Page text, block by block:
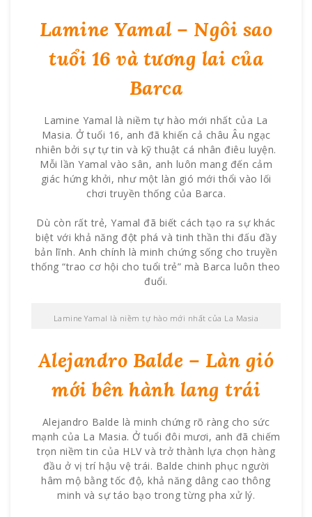
Lamine Yamal – Ngôi sao
tuổi 16 và tương lai của
Barca
Lamine Yamal là niềm tự hào mới nhất của La
Masia. Ở tuổi 16, anh đã khiến cả châu Âu ngạc
nhiên bởi sự tự tin và kỹ thuật cá nhân điêu luyện.
Mỗi lần Yamal vào sân, anh luôn mang đến cảm
giác hứng khởi, như một làn gió mới thổi vào lối
chơi truyền thống của Barca.
Dù còn rất trẻ, Yamal đã biết cách tạo ra sự khác
biệt với khả năng đột phá và tinh thần thi đấu đầy
bản lĩnh. Anh chính là minh chứng sống cho truyền
thống “trao cơ hội cho tuổi trẻ” mà Barca luôn theo
đuổi.
Lamine Yamal là niềm tự hào mới nhất của La Masia
Alejandro Balde – Làn gió
mới bên hành lang trái
Alejandro Balde là minh chứng rõ ràng cho sức
mạnh của La Masia. Ở tuổi đôi mươi, anh đã chiếm
trọn niềm tin của HLV và trở thành lựa chọn hàng
đầu ở vị trí hậu vệ trái. Balde chinh phục người
hâm mộ bằng tốc độ, khả năng dâng cao thông
minh và sự táo bạo trong từng pha xử lý.